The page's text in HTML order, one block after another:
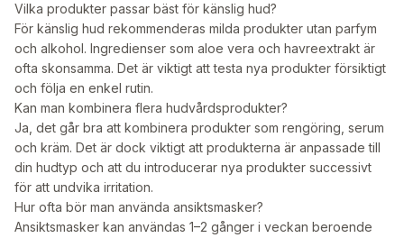
Vilka produkter passar bäst för känslig hud?
För känslig hud rekommenderas milda produkter utan parfym
och alkohol. Ingredienser som aloe vera och havreextrakt är
ofta skonsamma. Det är viktigt att testa nya produkter försiktigt
och följa en enkel rutin.
Kan man kombinera flera hudvårdsprodukter?
Ja, det går bra att kombinera produkter som rengöring, serum
och kräm. Det är dock viktigt att produkterna är anpassade till
din hudtyp och att du introducerar nya produkter successivt
för att undvika irritation.
Hur ofta bör man använda ansiktsmasker?
Ansiktsmasker kan användas 1–2 gånger i veckan beroende